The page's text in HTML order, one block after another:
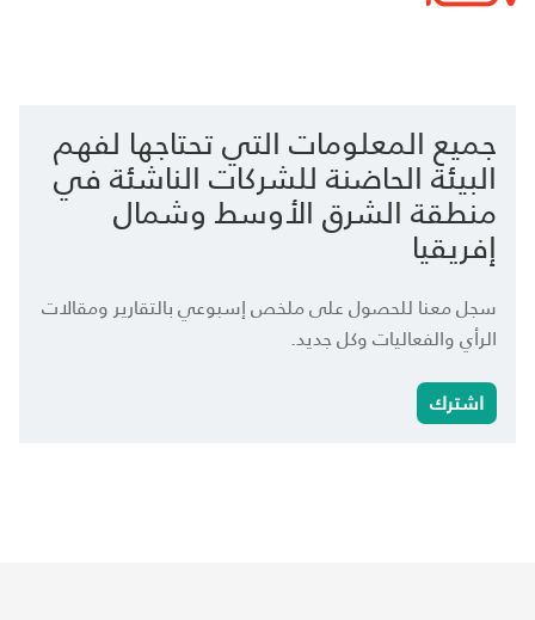
جميع المعلومات التي تحتاجها لفهم
البيئة الحاضنة للشركات الناشئة في
منطقة الشرق الأوسط وشمال
إفريقيا
سجل معنا للحصول على ملخص إسبوعي بالتقارير ومقالات
الرأي والفعاليات وكل جديد.
اشترك